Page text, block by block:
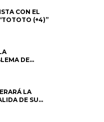
CON EL
(+4)”
DE
DE
UN
LA
DE SU
CON